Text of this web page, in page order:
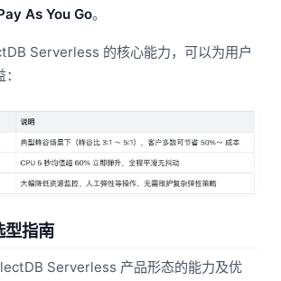
As You Go。
Serverless 的核心能力，可以为用户
指南
Serverless 产品形态的能力及优